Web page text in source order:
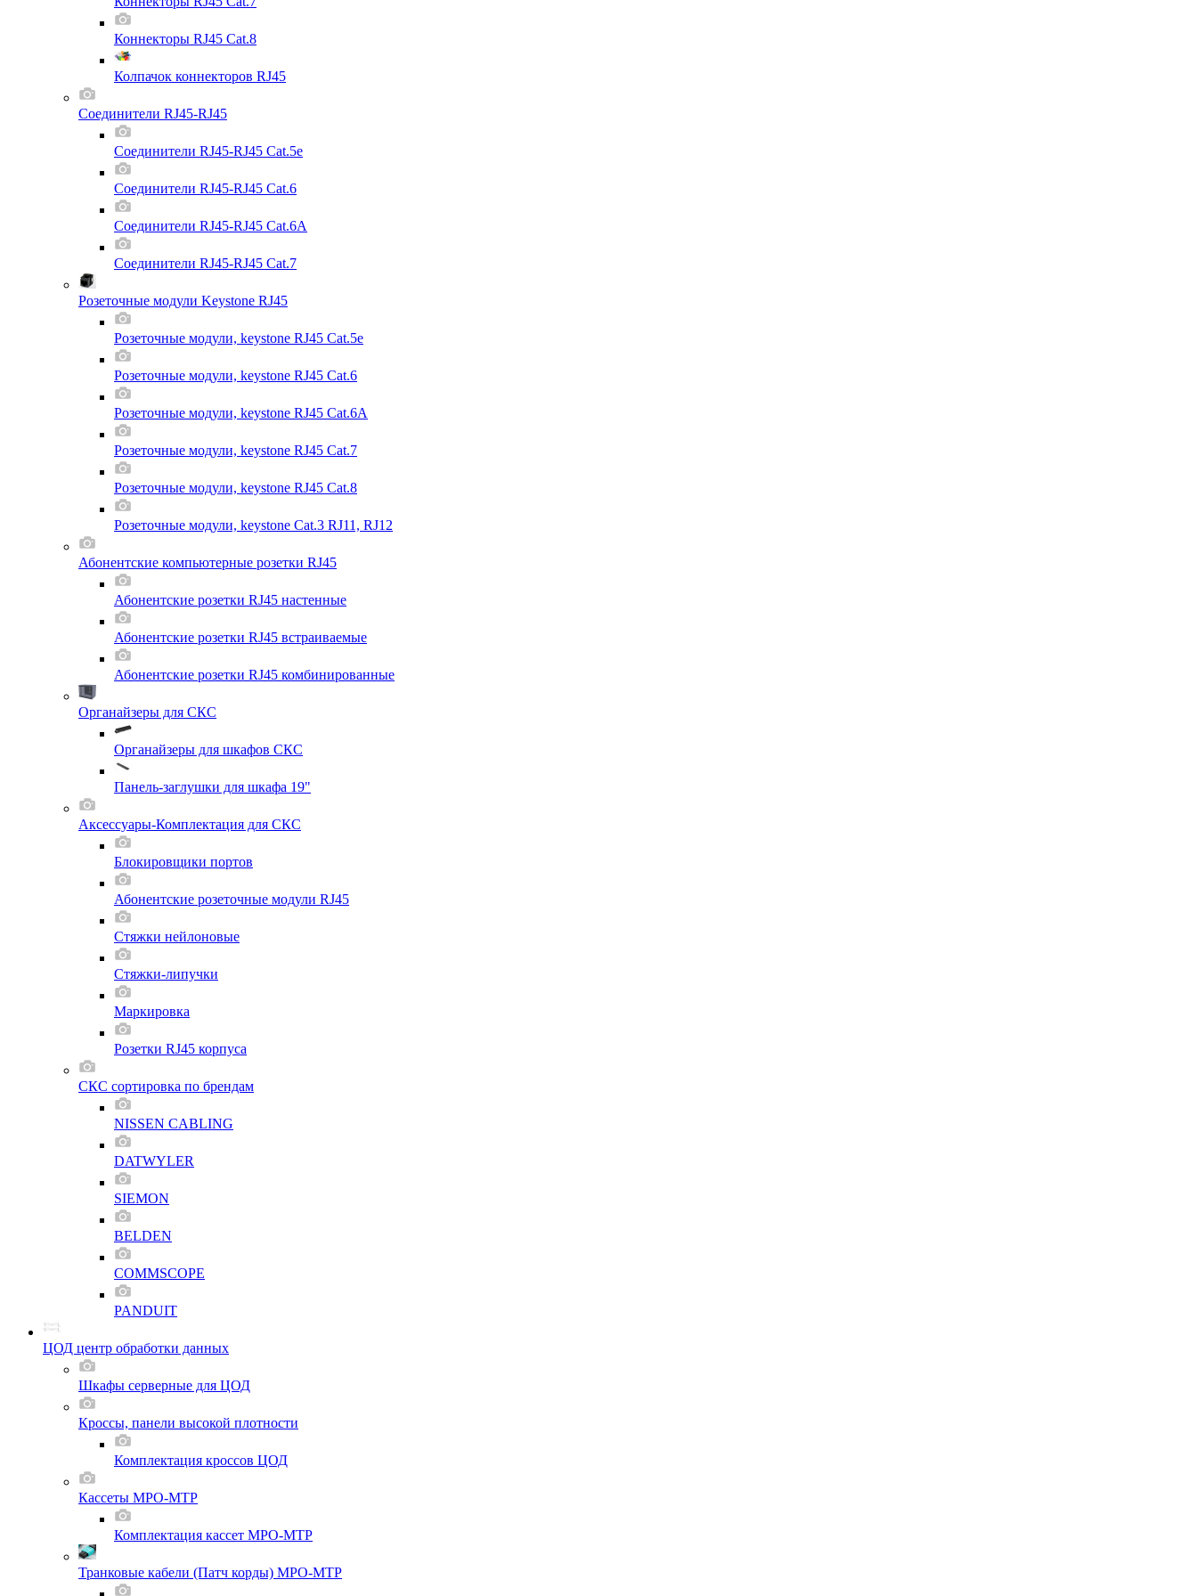
Коннекторы RJ45 Cat.8
Колпачок коннекторов RJ45
Соединители RJ45-RJ45
Соединители RJ45-RJ45 Cat.5e
Соединители RJ45-RJ45 Cat.6
Соединители RJ45-RJ45 Cat.6A
Соединители RJ45-RJ45 Cat.7
Розеточные модули Keystone RJ45
Розеточные модули, keystone RJ45 Cat.5e
Розеточные модули, keystone RJ45 Cat.6
Розеточные модули, keystone RJ45 Cat.6A
Розеточные модули, keystone RJ45 Cat.7
Розеточные модули, keystone RJ45 Cat.8
Розеточные модули, keystone Cat.3 RJ11, RJ12
Абонентские компьютерные розетки RJ45
Абонентские розетки RJ45 настенные
Абонентские розетки RJ45 встраиваемые
Абонентские розетки RJ45 комбинированные
Органайзеры для СКС
Органайзеры для шкафов СКС
Панель-заглушки для шкафа 19"
Аксессуары-Комплектация для СКС
Блокировщики портов
Абонентские розеточные модули RJ45
Стяжки нейлоновые
Стяжки-липучки
Маркировка
Розетки RJ45 корпуса
СКС сортировка по брендам
NISSEN CABLING
DATWYLER
SIEMON
BELDEN
COMMSCOPE
PANDUIT
ЦОД центр обработки данных
Шкафы серверные для ЦОД
Кроссы, панели высокой плотности
Комплектация кроссов ЦОД
Кассеты MPO-MTP
Комплектация кассет MPO-MTP
Транковые кабели (Патч корды) MPO-MTP